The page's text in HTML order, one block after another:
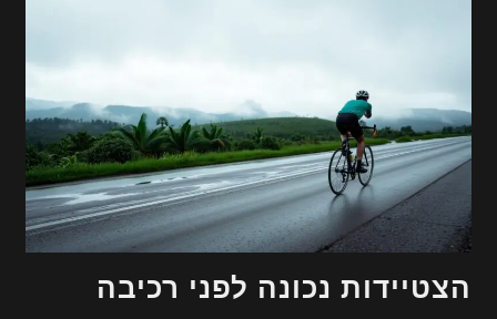
הצטיידות נכונה לפני רכיבה